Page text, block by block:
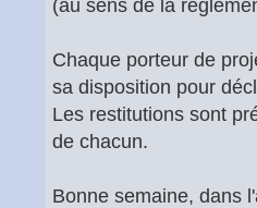
(au sens de la
Chaque porteur de
sa disposition pour
Les restitutions sont
de chacun.
Bonne semaine, dans